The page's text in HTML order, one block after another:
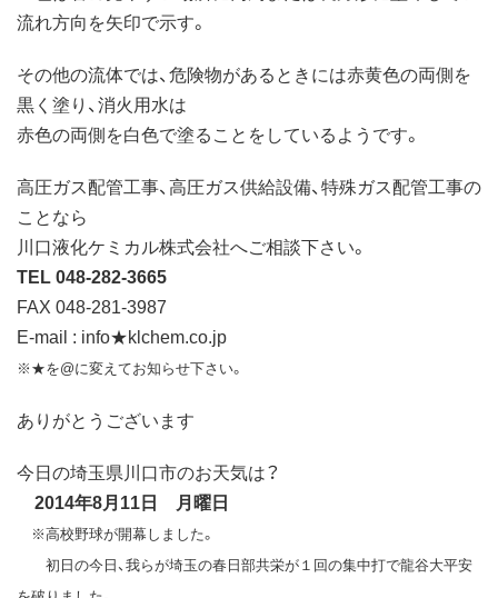
流れ方向を矢印で示す。
その他の流体では、危険物があるときには赤黄色の両側を
黒く塗り、消火用水は
赤色の両側を白色で塗ることをしているようです。
高圧ガス配管工事、高圧ガス供給設備、特殊ガス配管工事の
ことなら
川口液化ケミカル株式会社へご相談下さい。
TEL 048-282-3665
FAX 048-281-3987
E-mail : info★klchem.co.jp
※★を@に変えてお知らせ下さい。
ありがとうございます
今日の埼玉県川口市のお天気は？
2014年8月11日 月曜日
※高校野球が開幕しました。
初日の今日、我らが埼玉の春日部共栄が１回の集中打で龍谷大平安